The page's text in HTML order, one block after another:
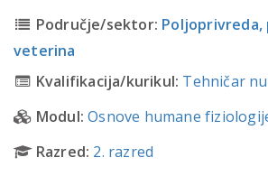
Područje/sektor: Poljoprivreda,
veterina
Kvalifikacija/kurikul: Tehničar
Modul: Osnove humane
Razred: 2. razred